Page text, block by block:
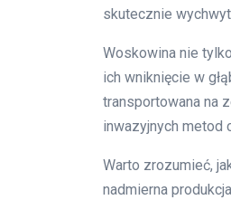
skutecznie
Woskowina nie
ich wniknięcie w
transportowana na
inwazyjnych metod
Warto zrozumieć,
nadmierna